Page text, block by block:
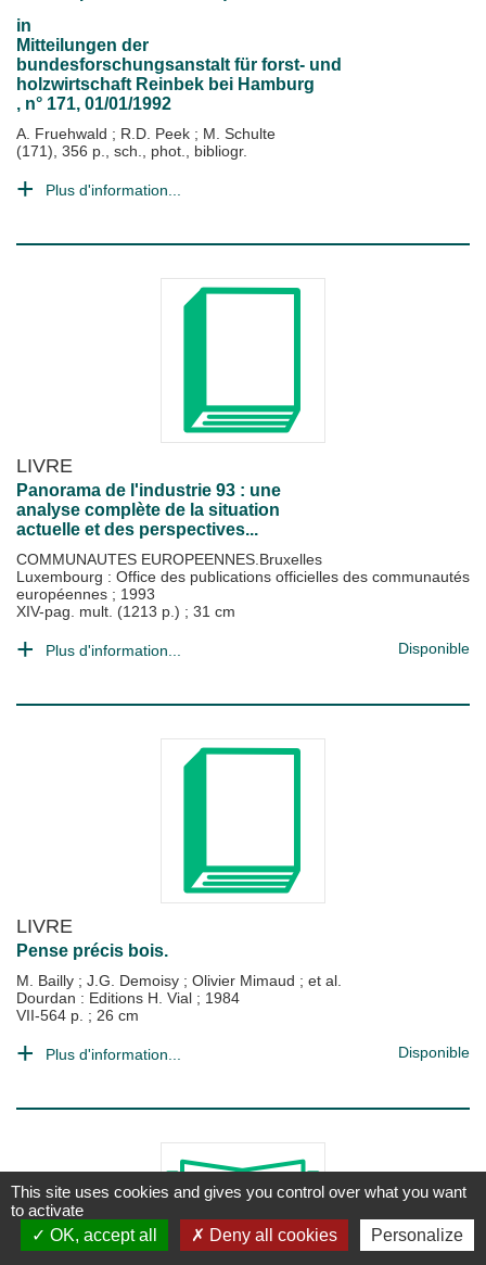
in
Mitteilungen der
bundesforschungsanstalt für forst- und
holzwirtschaft Reinbek bei Hamburg
, n° 171, 01/01/1992
A. Fruehwald ; R.D. Peek ; M. Schulte
(171), 356 p., sch., phot., bibliogr.
Plus d'information...
LIVRE
Panorama de l'industrie 93 : une
analyse complète de la situation
actuelle et des perspectives...
COMMUNAUTES EUROPEENNES.Bruxelles
Luxembourg : Office des publications officielles des communautés
européennes ; 1993
XIV-pag. mult. (1213 p.) ; 31 cm
Plus d'information... Disponible
LIVRE
Pense précis bois.
M. Bailly ; J.G. Demoisy ; Olivier Mimaud ; et al.
Dourdan : Editions H. Vial ; 1984
VII-564 p. ; 26 cm
Plus d'information... Disponible
This site uses cookies and gives you control over what you want
to activate
OK, accept all
Deny all cookies Personalize